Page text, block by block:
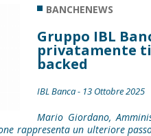
BANCHENEWS
Gruppo IBL
privatamente
backed
IBL Banca - 13 Ottobre 2025
Mario Giordano,
rappresenta un ulteriore